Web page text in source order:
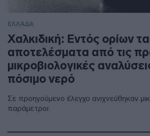
ΕΛΛΑΔΑ
Χαλκιδική: Εντός ορίων τα
αποτελέσματα από τις
μικροβιολογικές
πόσιμο νερό
Σε προηγούμενο έλεγχο ανιχνεύθηκαν
παράμετροι